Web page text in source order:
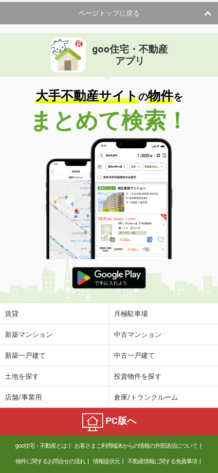
ページトップに戻る
goo住宅・不動産
アプリ
大手不動産サイトの物件を
まとめて検索！
賃貸 月極駐車場
新築マンション 中古マンション
新築一戸建て 中古一戸建て
土地を探す 投資物件を探す
店舗/事業用 倉庫/トランクルーム
PC版へ
goo住宅・不動産とは お客さまご利用端末からの情報の外部送信について
物件に関するお問合せの流れ 情報提供元 不動産情報に関する免責事項